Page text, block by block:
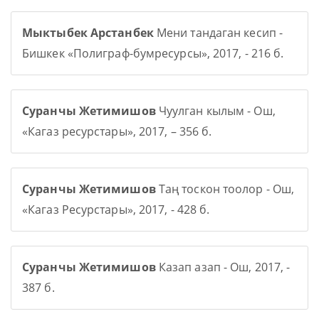
Мыктыбек АрстанбекМени тандаган кесип -
Бишкек «Полиграф-бумресурсы», 2017, - 216 б.
Суранчы ЖетимишовЧуулган кылым - Ош,
«Кагаз ресурстары», 2017, – 356 б.
Суранчы ЖетимишовТаң тоскон тоолор - Ош,
«Кагаз Ресурстары», 2017, - 428 б.
Суранчы ЖетимишовКазап азап - Ош, 2017, -
387 б.